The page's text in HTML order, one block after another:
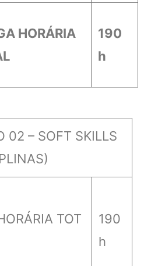
HORÁRIA
190
h
02 – SOFT SKILLS
TOT
190
h